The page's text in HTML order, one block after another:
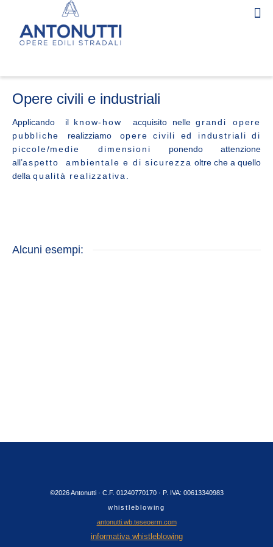
Opere civili e industriali
Applicando il know-how acquisito nellegrandi opere
pubbliche
realizziamo opere civili ed industriali di
piccole/medie dimensioni ponendo attenzione
all’aspetto ambientale e di sicurezza oltre che a quello
della qualità realizzativa
Alcuni esempi:
©2026 Antonutti · C.F. 01240770170 · P. IVA: 00613340983
whistleblowing
antonutti.wb.teseoerm.com
informativa whistleblowing